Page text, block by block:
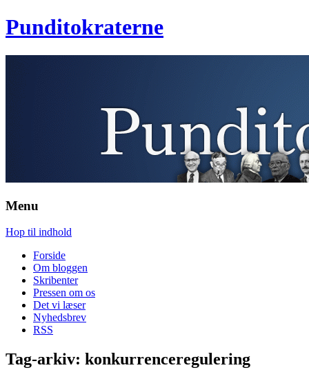
Punditokraterne
Menu
Hop til indhold
Forside
Om bloggen
Skribenter
Pressen om os
Det vi læser
Nyhedsbrev
RSS
Tag-arkiv: konkurrenceregulering